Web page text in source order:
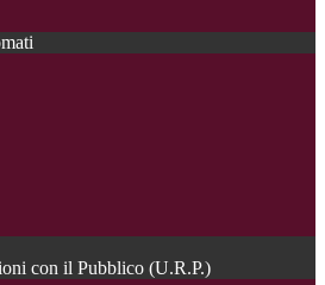
con il Pubblico (U.R.P.)